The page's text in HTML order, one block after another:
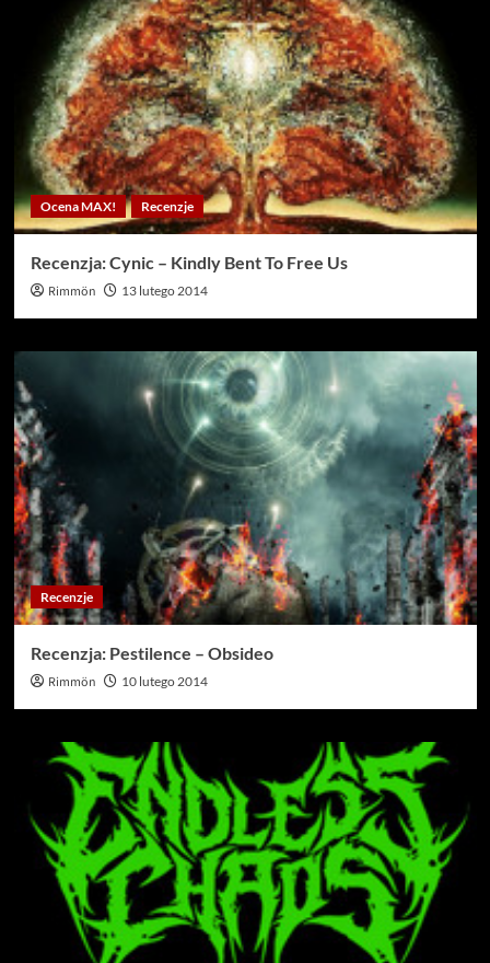
Ocena MAX! Recenzje
Recenzja: Cynic – Kindly Bent To Free Us
Rimmön 13 lutego 2014
Recenzje
Recenzja: Pestilence – Obsideo
Rimmön 10 lutego 2014